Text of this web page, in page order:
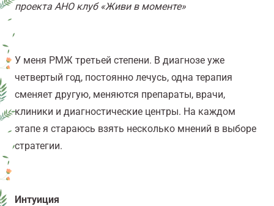
проекта АНО клуб «Живи в моменте»
У меня РМЖ третьей степени. В диагнозе уже
четвертый год, постоянно лечусь, одна терапия
сменяет другую, меняются препараты, врачи,
клиники и диагностические центры. На каждом
этапе я стараюсь взять несколько мнений в выборе
стратегии.
Интуиция